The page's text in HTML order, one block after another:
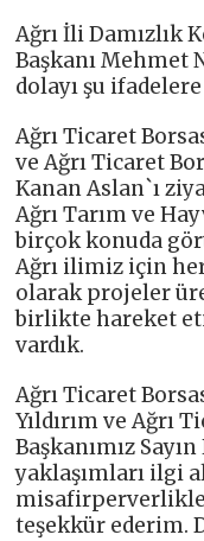
Ağrı İli Damızlık
Başkanı Mehmet
dolayı şu
Ağrı Ticaret
ve Ağrı Ticaret
Kanan Aslan`ı
Ağrı Tarım ve
birçok konuda
Ağrı ilimiz için
olarak projeler
birlikte hareket
vardık.
Ağrı Ticaret
Yıldırım ve Ağrı
Başkanımız
yaklaşımları ilgi
teşekkür ederim.